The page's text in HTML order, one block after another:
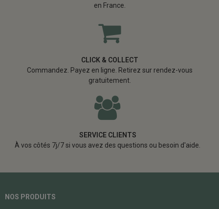
en France.
CLICK & COLLECT
Commandez. Payez en ligne. Retirez sur rendez-vous
gratuitement.
SERVICE CLIENTS
À vos côtés 7j/7 si vous avez des questions ou besoin d'aide.
NOS PRODUITS